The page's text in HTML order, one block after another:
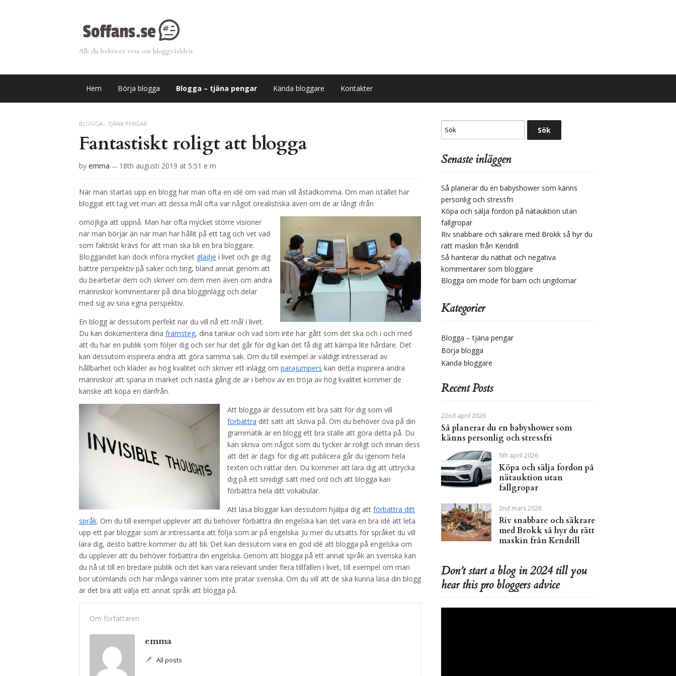
Allt du behöver veta om bloggvärlden
Hem Börja blogga Blogga – tjäna pengar Kända bloggare Kontakter
BLOGGA - TJÄNA PENGAR
Fantastiskt roligt att blogga
by emma — 18th augusti 2019 at 5:51 e m
När man startas upp en blogg har man ofta en idé om vad man vill åstadkomma. Om man istället har
bloggat ett tag vet man att dessa mål ofta var något orealistiska även om de är långt ifrån
omöjliga att uppnå. Man har ofta mycket större visioner
när man börjar än när man har hållit på ett tag och vet vad
som faktiskt krävs för att man ska bli en bra bloggare.
Bloggandet kan dock införa mycket glädje i livet och ge dig
bättre perspektiv på saker och ting, bland annat genom att
du bearbetar dem och skriver om dem men även om andra
människor kommentarer på dina blogginlägg och delar
med sig av sina egna perspektiv.
En blogg är dessutom perfekt när du vill nå ett mål i livet.
Du kan dokumentera dina framsteg, dina tankar och vad som inte har gått som det ska och i och med
att du har en publik som följer dig och ser hur det går för dig kan det få dig att kämpa lite hårdare. Det
kan dessutom inspirera andra att göra samma sak. Om du till exempel är väldigt intresserad av
hållbarhet och kläder av hög kvalitet och skriver ett inlägg om parajumpers kan detta inspirera andra
människor att spana in märket och nästa gång de är i behov av en tröja av hög kvalitet kommer de
kanske att köpa en därifrån.
Att blogga är dessutom ett bra sätt för dig som vill
förbättra ditt sätt att skriva på. Om du behöver öva på din
grammatik är en blogg ett bra ställe att göra detta på. Du
kan skriva om något som du tycker är roligt och innan dess
att det är dags för dig att publicera går du igenom hela
texten och rättar den. Du kommer att lära dig att uttrycka
dig på ett smidigt sätt med ord och att blogga kan
förbättra hela ditt vokabulär.
Att läsa bloggar kan dessutom hjälpa dig att förbättra ditt
språk. Om du till exempel upplever att du behöver förbättra din engelska kan det vara en bra idé att leta
upp ett par bloggar som är intressanta att följa som är på engelska. Ju mer du utsätts för språket du vill
lära dig, desto bättre kommer du att bli. Det kan dessutom vara en god idé att blogga på engelska om
du upplever att du behöver förbättra din engelska. Genom att blogga på ett annat språk än svenska kan
du nå ut till en bredare publik och det kan vara relevant under flera tillfällen i livet, till exempel om man
bor utomlands och har många vänner som inte pratar svenska. Om du vill att de ska kunna läsa din blogg
är det bra att välja ett annat språk att blogga på.
Om författaren
emma
All posts
Senaste inläggen
Så planerar du en babyshower som känns
personlig och stressfri
Köpa och sälja fordon på nätauktion utan
fallgropar
Riv snabbare och säkrare med Brokk så hyr du
rätt maskin från Kendrill
Så hanterar du näthat och negativa
kommentarer som bloggare
Blogga om mode för barn och ungdomar
Kategorier
Blogga – tjäna pengar
Börja blogga
Kända bloggare
Recent Posts
22nd april 2026
Så planerar du en babyshower som
känns personlig och stressfri
5th april 2026
Köpa och sälja fordon på
nätauktion utan
fallgropar
2nd mars 2026
Riv snabbare och säkrare
med Brokk så hyr du rätt
maskin från Kendrill
Don’t start a blog in 2024 till you
hear this pro bloggers advice